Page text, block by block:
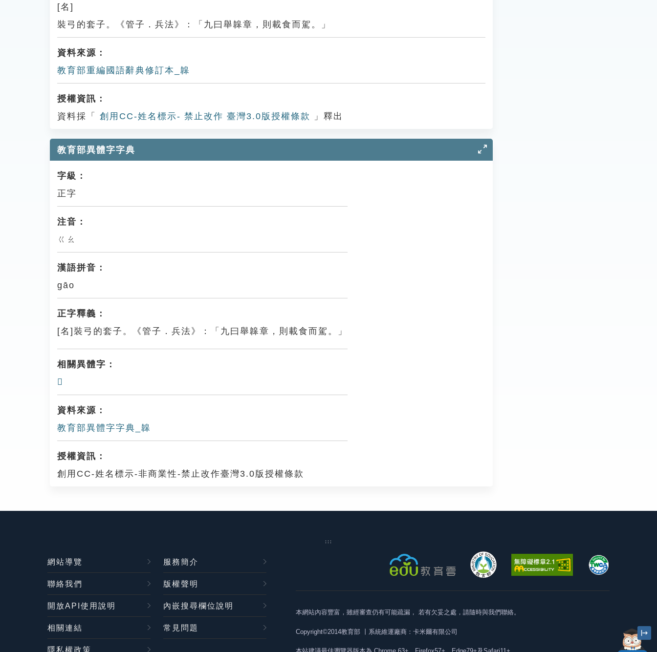
[名]
裝弓的套子。《管子．兵法》：「九曰舉韟章，則載食而駕。」
資料來源：
教育部重編國語辭典修訂本_韟
授權資訊：
資料採「
創用CC-姓名標示- 禁止改作 臺灣3.0版授權條款 」釋出
教育部異體字字典
字級：
正字
注音：
ㄍㄠ
漢語拼音：
gāo
正字釋義：
[名]裝弓的套子。《管子．兵法》：「九曰舉韟章，則載食而駕。」
相關異體字：
𩏤
資料來源：
教育部異體字字典_韟
授權資訊：
創用CC-姓名標示-非商業性-禁止改作臺灣3.0版授權條款
:::
網站導覽 服務簡介
聯絡我們 版權聲明
開放API使用說明 內嵌搜尋欄位說明
相關連結 常見問題
隱私權政策
本網站內容豐富，雖經審查仍有可能疏漏， 若有欠妥之處，請隨時與我們聯絡。
Copyright©2014教育部 丨系統維運廠商：卡米爾有限公司